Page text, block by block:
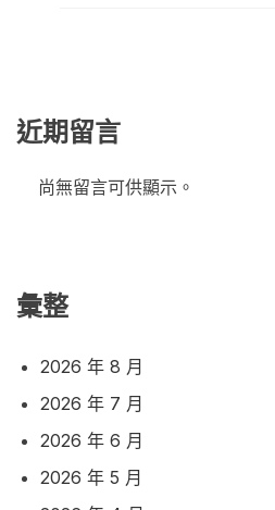
近期留言
尚無留言可供顯示。
彙整
2026 年 8 月
2026 年 7 月
2026 年 6 月
2026 年 5 月